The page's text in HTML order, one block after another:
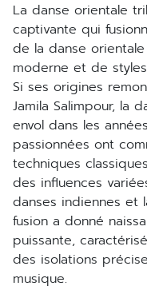
La danse orientale tribal fusion est une forme d'art
captivante qui
de la danse
moderne et de
Si ses origines
Jamila Salimpour, la
envol dans les
passionnées ont
techniques
des influences
danses indiennes et
fusion a donné
puissante,
des isolations
musique.